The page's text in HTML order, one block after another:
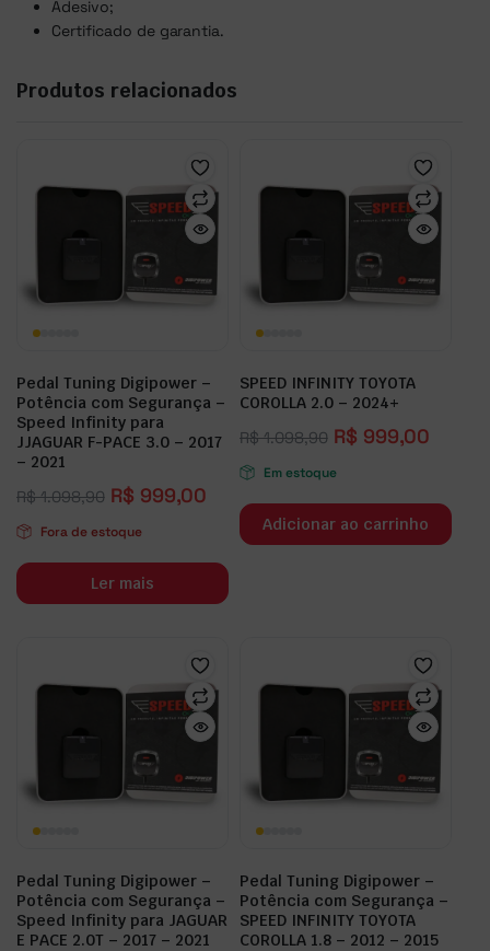
Adesivo;
Certificado de garantia.
Produtos relacionados
Pedal Tuning Digipower –
Potência com Segurança –
Speed Infinity para
JJAGUAR F-PACE 3.0 – 2017
– 2021
R$1.098,90 R$ 999,00
Fora de estoque
Ler mais
SPEED INFINITY TOYOTA
COROLLA 2.0 – 2024+
R$1.098,90 R$ 999,00
Em estoque
Adicionar ao carrinho
Pedal Tuning Digipower –
Potência com Segurança –
Speed Infinity para JAGUAR
E PACE 2.0T – 2017 – 2021
Pedal Tuning Digipower –
Potência com Segurança –
SPEED INFINITY TOYOTA
COROLLA 1.8 – 2012 – 2015